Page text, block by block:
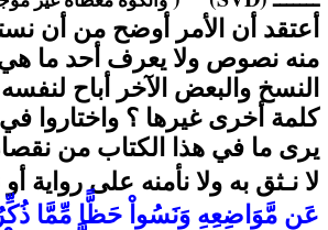
أعتقد أن الأمر أوضح من أن
منه نصوص ولا يعرف أحد ما
النسخ والبعض الآخر أباح
كلمة أخرى غيرها ؟ واختاروا
يرى ما في هذا الكتاب من
لا نـثق به ولا نأمنه على
عَن مَّوَاضِعِهِ وَنَسُواْ حَظًّا مِّمَّا